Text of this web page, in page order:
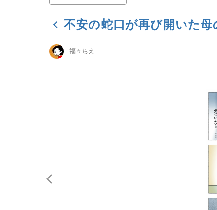
不安の蛇口が再び開いた
福々ちえ